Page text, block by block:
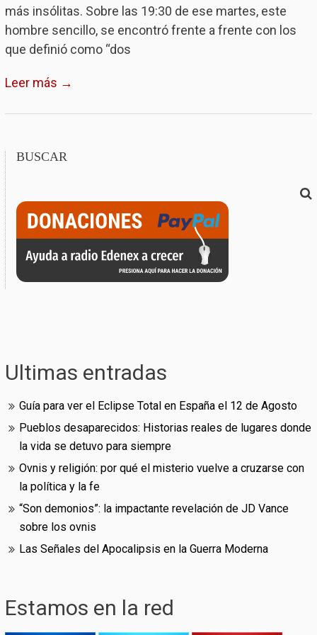
más insólitas. Sobre las 19:30 de ese martes, este
hombre sencillo, se encontró frente a frente con los
que definió como “dos
Leer más →
BUSCAR
Ultimas entradas
Guía para ver el Eclipse Total en España el 12 de Agosto
Pueblos desaparecidos: Historias reales de lugares donde
la vida se detuvo para siempre
Ovnis y religión: por qué el misterio vuelve a cruzarse con
la política y la fe
“Son demonios”: la impactante revelación de JD Vance
sobre los ovnis
Las Señales del Apocalipsis en la Guerra Moderna
Estamos en la red